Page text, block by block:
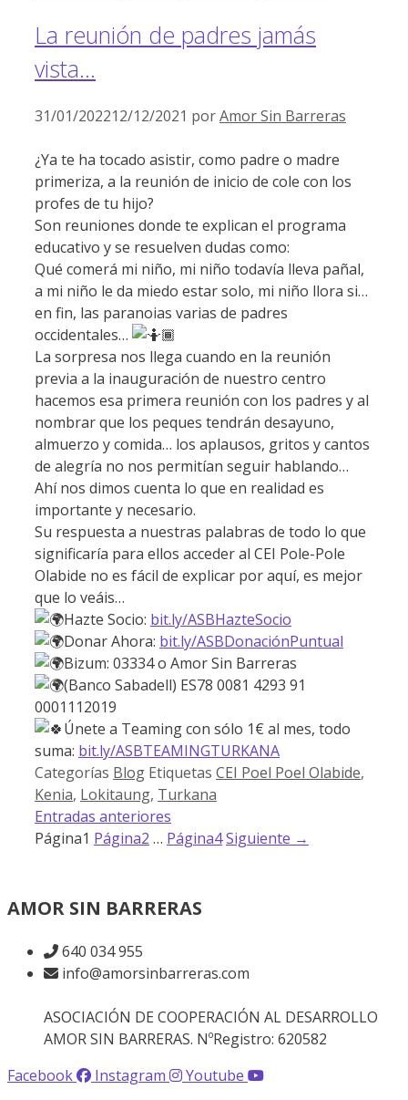
La reunión de padres jamás
vista…
31/01/202212/12/2021 porAmor Sin Barreras
¿Ya te ha tocado asistir, como padre o madre
primeriza, a la reunión de inicio de cole con los
profes de tu hijo?
Son reuniones donde te explican el programa
educativo y se resuelven dudas como:
Qué comerá mi niño, mi niño todavía lleva pañal,
a mi niño le da miedo estar solo, mi niño llora si…
en fin, las paranoias varias de padres
occidentales…
La sorpresa nos llega cuando en la reunión
previa a la inauguración de nuestro centro
hacemos esa primera reunión con los padres y al
nombrar que los peques tendrán desayuno,
almuerzo y comida… los aplausos, gritos y cantos
de alegría no nos permitían seguir hablando…
Ahí nos dimos cuenta lo que en realidad es
importante y necesario.
Su respuesta a nuestras palabras de todo lo que
significaría para ellos acceder al CEI Pole-Pole
Olabide no es fácil de explicar por aquí, es mejor
que lo veáis…
Hazte Socio: bit.ly/ASBHazteSocio
Donar Ahora: bit.ly/ASBDonaciónPuntual
Bizum: 03334 o Amor Sin Barreras
(Banco Sabadell) ES78 0081 4293 91
0001112019
Únete a Teaming con sólo 1€ al mes, todo
suma: bit.ly/ASBTEAMINGTURKANA
Categorías Blog Etiquetas CEI Poel Poel Olabide,
Kenia, Lokitaung, Turkana
Entradas anteriores
Página1 Página2 … Página4Siguiente →
AMOR SIN BARRERAS
640 034 955
info@amorsinbarreras.com
ASOCIACIÓN DE COOPERACIÓN AL DESARROLLO
AMOR SIN BARRERAS. NºRegistro: 620582
Facebook
Instagram
Youtube